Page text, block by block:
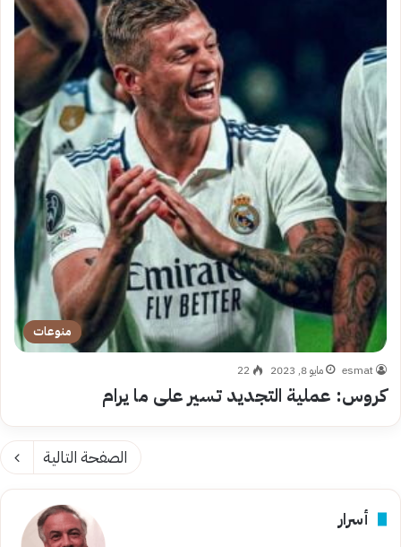
منوعات
esmat مايو 8, 2023 22
كروس: عملية التجديد تسير على ما يرام
الصفحة التالية
أسرار